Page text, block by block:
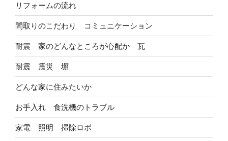
リフォームの流れ
間取りのこだわり コミュニケーション
耐震 家のどんなところが心配か 瓦
耐震 震災 塀
どんな家に住みたいか
お手入れ 食洗機のトラブル
家電 照明 掃除ロボ